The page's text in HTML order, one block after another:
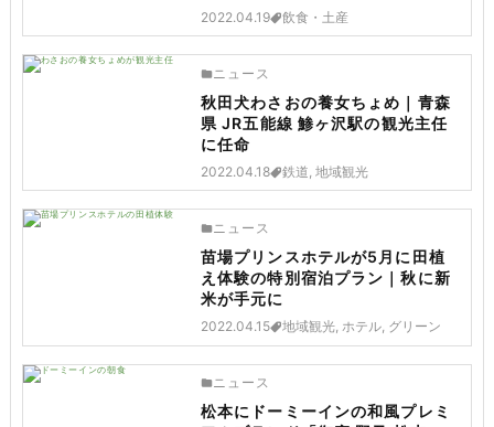
2022.04.19 飲食・土産
ニュース
秋田犬わさおの養女ちょめ｜青森
県 JR五能線 鯵ヶ沢駅の観光主任
に任命
2022.04.18 鉄道, 地域観光
ニュース
苗場プリンスホテルが5月に田植
え体験の特別宿泊プラン｜秋に新
米が手元に
2022.04.15 地域観光, ホテル, グリーン
ニュース
松本にドーミーインの和風プレミ